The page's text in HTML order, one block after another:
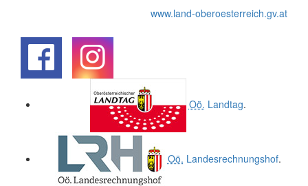
www.land-oberoesterreich.gv.at
Oö. Landtag.
Oö. Landesrechnungshof.